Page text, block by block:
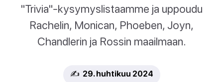
"Trivia"-kysymyslistaamme ja uppoudu
Rachelin, Monican, Phoeben, Joyn,
Chandlerin ja Rossin maailmaan.
✍️ 29. huhtikuu 2024